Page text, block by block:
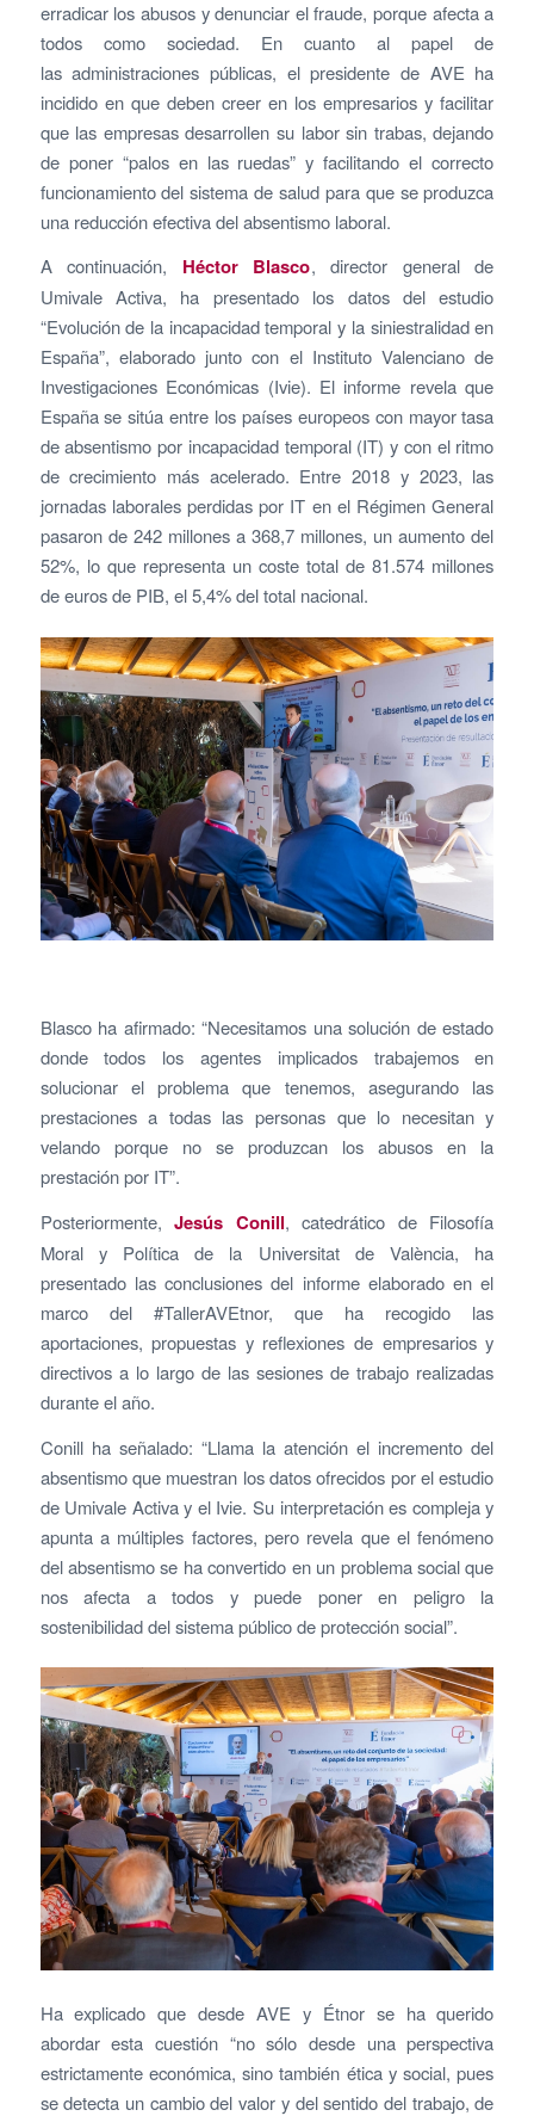
erradicar los abusos y denunciar el fraude, porque afecta a
todos como sociedad. En cuanto al papel de
las administraciones públicas, el presidente de AVE ha
incidido en que deben creer en los empresarios y facilitar
que las empresas desarrollen su labor sin trabas, dejando
de poner “palos en las ruedas” y facilitando el correcto
funcionamiento del sistema de salud para que se produzca
una reducción efectiva del absentismo laboral.
A continuación, Héctor Blasco, director general de
Umivale Activa, ha presentado los datos del estudio
“Evolución de la incapacidad temporal y la siniestralidad en
España”, elaborado junto con el Instituto Valenciano de
Investigaciones Económicas (Ivie). El informe revela que
España se sitúa entre los países europeos con mayor tasa
de absentismo por incapacidad temporal (IT) y con el ritmo
de crecimiento más acelerado. Entre 2018 y 2023, las
jornadas laborales perdidas por IT en el Régimen General
pasaron de 242 millones a 368,7 millones, un aumento del
52%, lo que representa un coste total de 81.574 millones
de euros de PIB, el 5,4% del total nacional.
Blasco ha afirmado: “Necesitamos una solución de estado
donde todos los agentes implicados trabajemos en
solucionar el problema que tenemos, asegurando las
prestaciones a todas las personas que lo necesitan y
velando porque no se produzcan los abusos en la
prestación por IT”.
Posteriormente,Jesús Conill, catedrático de Filosofía
Moral y Política de la Universitat de València, ha
presentado las conclusiones del informe elaborado en el
marco del #TallerAVEtnor, que ha recogido las
aportaciones, propuestas y reflexiones de empresarios y
directivos a lo largo de las sesiones de trabajo realizadas
durante el año.
Conill ha señalado: “Llama la atención el incremento del
absentismo que muestran los datos ofrecidos por el estudio
de Umivale Activa y el Ivie. Su interpretación es compleja y
apunta a múltiples factores, pero revela que el fenómeno
del absentismo se ha convertido en un problema social que
nos afecta a todos y puede poner en peligro la
sostenibilidad del sistema público de protección social”.
Ha explicado que desde AVE y Étnor se ha querido
abordar esta cuestión “no sólo desde una perspectiva
estrictamente económica, sino también ética y social, pues
se detecta un cambio del valor y del sentido del trabajo, de